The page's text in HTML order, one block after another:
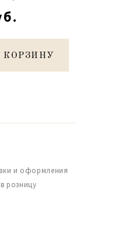
КОРЗИНУ
и оформления
розницу